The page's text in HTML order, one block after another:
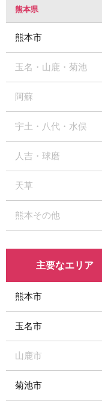
熊本県
熊本市
玉名・山鹿・菊池
阿蘇
宇土・八代・水俣
人吉・球磨
天草
熊本その他
主要なエリア
熊本市
玉名市
山鹿市
菊池市